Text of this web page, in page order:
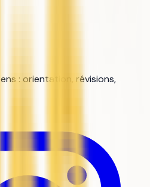
: orientation, révisions,